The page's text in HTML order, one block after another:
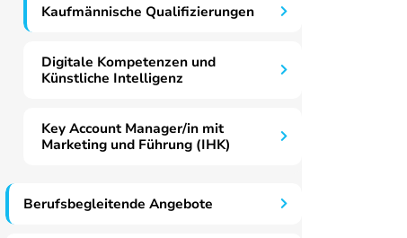
Kaufmännische Qualifizierungen
Digitale Kompetenzen und
Künstliche Intelligenz
Key Account Manager/in mit
Marketing und Führung (IHK)
Berufsbegleitende Angebote